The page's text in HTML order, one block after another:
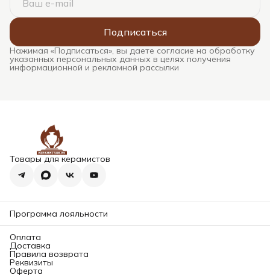
Подписаться
Нажимая «Подписаться», вы даете согласие на обработку
указанных персональных данных в целях получения
информационной и рекламной рассылки
Товары для керамистов
Программа лояльности
Оплата
Доставка
Правила возврата
Реквизиты
Оферта